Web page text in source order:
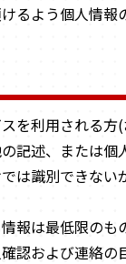
るよう個人情報
を利用される
記述、または
は識別できな
報は最低限のも
認および連絡の